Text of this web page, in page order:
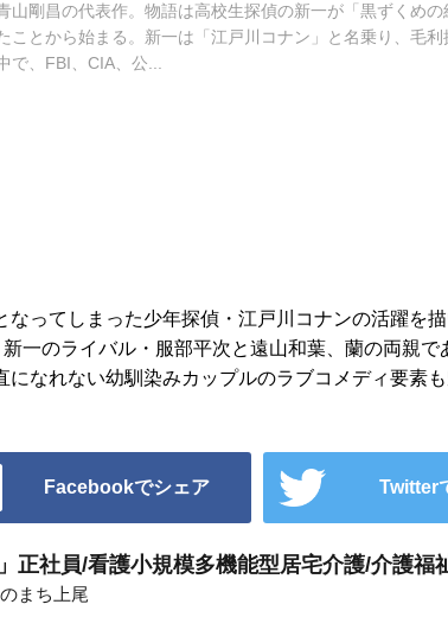
山剛昌の代表作。物語は高校生探偵の新一が「黒ずくめ
ことから始まる。新一は「江戸川コナン」と名乗り、毛
で、FBI、CIA、公...
なってしまった少年探偵・江戸川コナンの活躍を
一のライバル・服部平次と遠山和葉、蘭の両親
なれない幼馴染みカップルのラブコメディ要素も
Facebookでシェア Twitter
正社員/看護小規模多機能型居宅介護/介護福
まち上尾